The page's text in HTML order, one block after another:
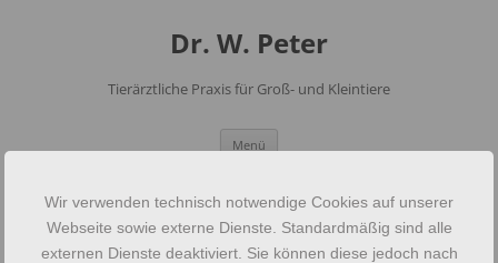
Dr. W. Peter
Tierärztliche Praxis für Groß- und Kleintiere
Menü Inhalt
p03202k
Wir verwenden technisch notwendige Cookies auf unserer
Webseite sowie externe Dienste. Standardmäßig sind alle
externen Dienste deaktiviert. Sie können diese jedoch nach